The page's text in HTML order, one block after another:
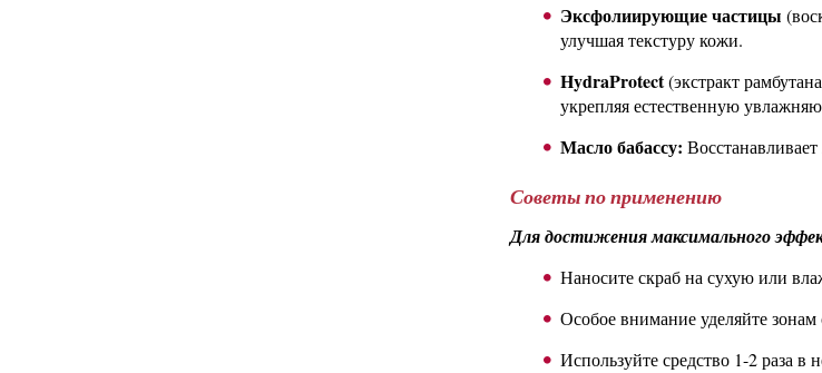
Эксфолиирующие частицы
улучшая текстуру кожи.
HydraProtect(экстракт
укрепляя естественную
Масло бабассу:
Советы по применению
Для достижения максимального
Наносите скраб на сухую или
Особое внимание уделяйте
Используйте средство 1-2 раза в